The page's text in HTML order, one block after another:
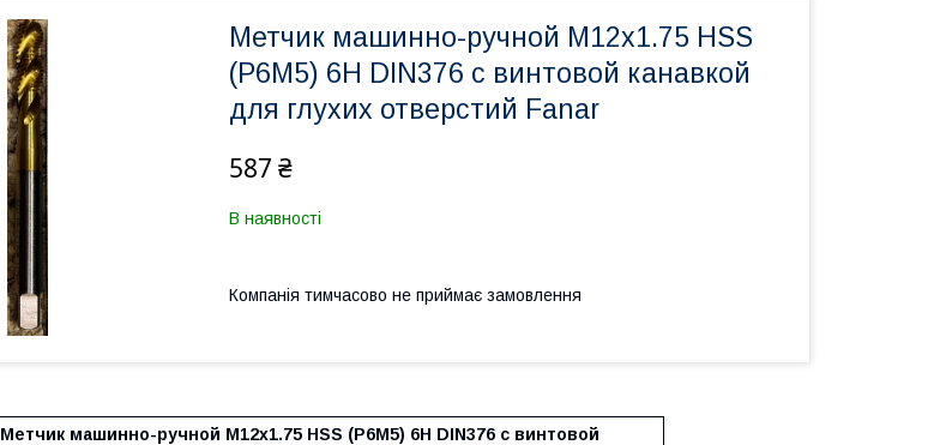
Метчик машинно-ручной М12х1.75 HSS
(Р6М5) 6H DIN376 с винтовой канавкой
для глухих отверстий Fanar
587 ₴
В наявності
Компанія тимчасово не приймає замовлення
Метчик машинно-ручной М12х1.75 HSS (Р6М5) 6H DIN376 с винтовой